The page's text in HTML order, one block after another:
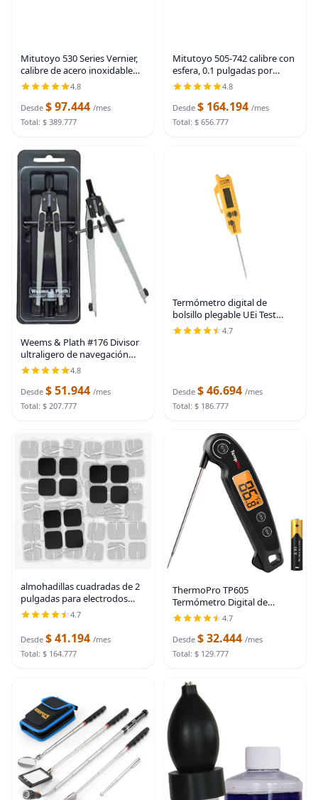
Mitutoyo 530 Series Vernier,
calibre de acero inoxidable
métrico para mediciones de
profundidad, interior, exterior
y espacios., 1 | acero
inoxidable
4.8
Desde $ 97.444 /mes
Total: $ 389.777
Mitutoyo 505-742 calibre con
esfera, 0.1 pulgadas por
revolución, rango de 0 a 6
pulgadas, precisión de 0.001
pulgadas | Ultra-smooth
sliding, shock
4.8
Desde $ 164.194 /mes
Total: $ 656.777
Weems & Plath #176 Divisor
ultraligero de navegación
marina
4.8
Desde $ 51.944 /mes
Total: $ 207.777
Termómetro digital de
bolsillo plegable UEi Test
Instruments PDT650
4.7
Desde $ 46.694 /mes
Total: $ 186.777
almohadillas cuadradas de 2
pulgadas para electrodos
(paquete de 48). Almohadillas
para terapia de estimulación
eléctrica nerviosa
transcutánea
4.7
Desde $ 41.194 /mes
Total: $ 164.777
ThermoPro TP605
Termómetro Digital de
Lectura Instantánea para
Carne para Cocinar,
Termómetro de Alimentos
Impermeable con
4.7
Desde $ 32.444 /mes
Total: $ 129.777